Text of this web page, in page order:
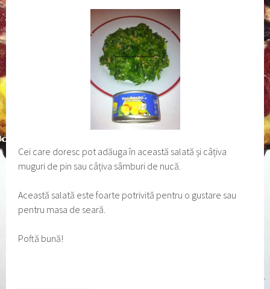
Cei care doresc pot adăuga în această salată și câțiva
muguri de pin sau câțiva sâmburi de nucă.
Această salată este foarte potrivită pentru o gustare sau
pentru masa de seară.
Poftă bună!